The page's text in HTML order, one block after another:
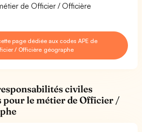
de Officier / Officière
page dédiée aux codes APE de
/ Officière géographe
civiles
pour le métier de Officier /